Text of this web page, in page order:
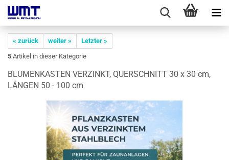
« zurück weiter »
Letzter »
5 Artikel in dieser Kategorie
BLU­MEN­KAS­TEN VER­ZINKT, QUER­SCHNITT 30 x 30 cm,
LÄN­GEN 50 - 100 cm